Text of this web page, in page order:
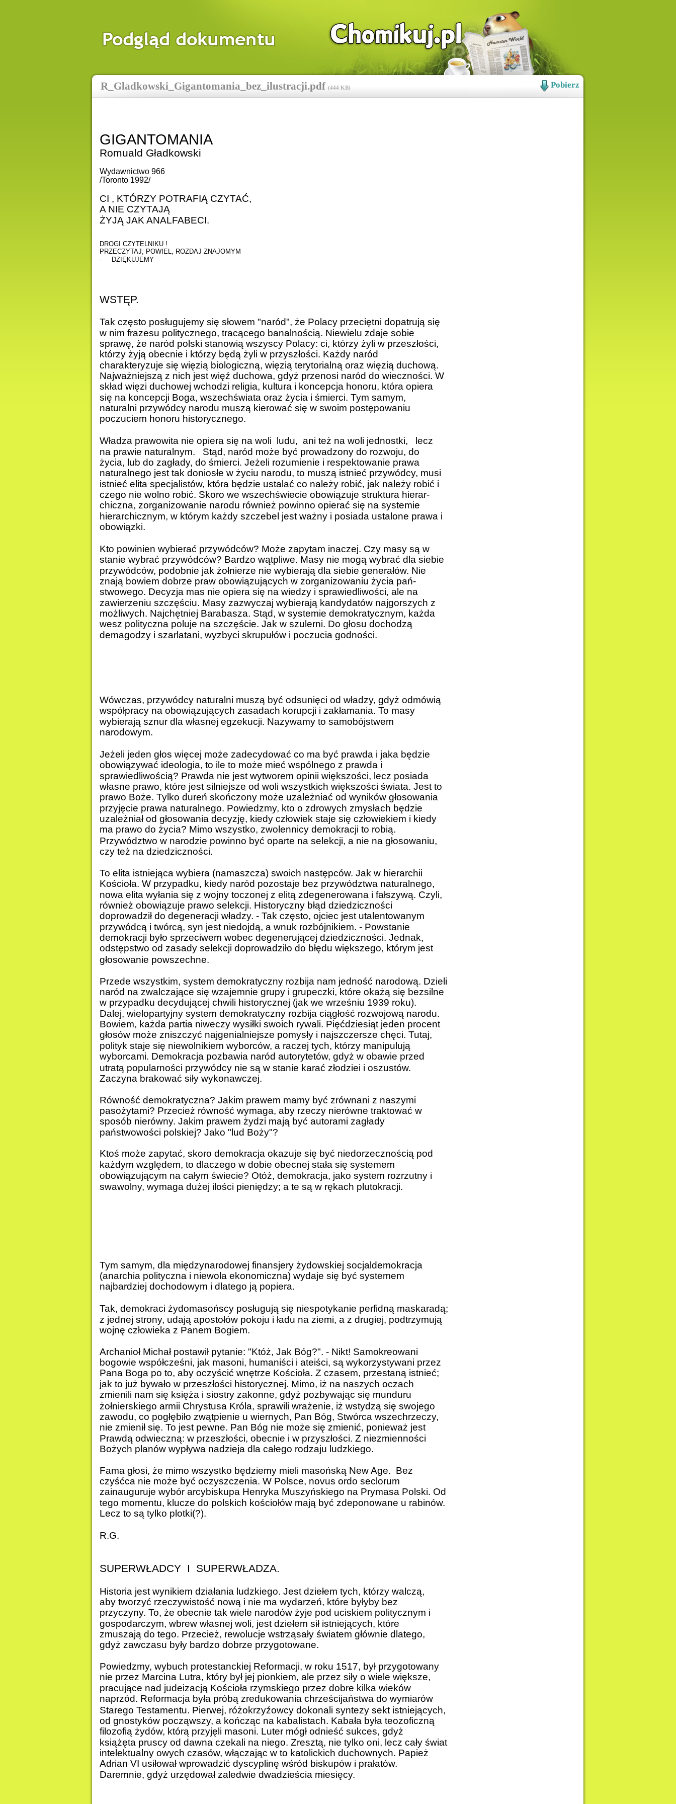
R_Gladkowski_Gigantomania_bez_ilustracji.pdf (444 KB) Pobierz
GIGANTOMANIA
Romuald Gładkowski
Wydawnictwo 966
/Toronto 1992/
CI , KTÓRZY POTRAFIĄ CZYTAĆ,
A NIE CZYTAJĄ
ŻYJĄ JAK ANALFABECI.
DROGI CZYTELNIKU !
PRZECZYTAJ, POWIEL, ROZDAJ ZNAJOMYM
-
DZIĘKUJEMY
WSTĘP.
Tak często posługujemy się słowem "naród", że Polacy przeciętni dopatrują się
w nim frazesu politycznego, tracącego banalnością. Niewielu zdaje sobie
sprawę, że naród polski stanowią wszyscy Polacy: ci, którzy żyli w przeszłości,
którzy żyją obecnie i którzy będą żyli w przyszłości. Każdy naród
charakteryzuje się więzią biologiczną, więzią terytorialną oraz więzią duchową.
Najważniejszą z nich jest więź duchowa, gdyż przenosi naród do wieczności. W
skład więzi duchowej wchodzi religia, kultura i koncepcja honoru, która opiera
się na koncepcji Boga, wszechświata oraz życia i śmierci. Tym samym,
naturalni przywódcy narodu muszą kierować się w swoim postępowaniu
poczuciem honoru historycznego.
Władza prawowita nie opiera się na woli  ludu,  ani też na woli jednostki,   lecz
na prawie naturalnym.   Stąd, naród może być prowadzony do rozwoju, do
życia, lub do zagłady, do śmierci. Jeżeli rozumienie i respektowanie prawa
naturalnego jest tak doniosłe w życiu narodu, to muszą istnieć przywódcy, musi
istnieć elita specjalistów, która będzie ustalać co należy robić, jak należy robić i
czego nie wolno robić. Skoro we wszechświecie obowiązuje struktura hierar-
chiczna, zorganizowanie narodu również powinno opierać się na systemie
hierarchicznym, w którym każdy szczebel jest ważny i posiada ustalone prawa i
obowiązki.
Kto powinien wybierać przywódców? Może zapytam inaczej. Czy masy są w
stanie wybrać przywódców? Bardzo wątpliwe. Masy nie mogą wybrać dla siebie
przywódców, podobnie jak żołnierze nie wybierają dla siebie generałów. Nie
znają bowiem dobrze praw obowiązujących w zorganizowaniu życia pań-
stwowego. Decyzja mas nie opiera się na wiedzy i sprawiedliwości, ale na
zawierzeniu szczęściu. Masy zazwyczaj wybierają kandydatów najgorszych z
możliwych. Najchętniej Barabasza. Stąd, w systemie demokratycznym, każda
wesz polityczna poluje na szczęście. Jak w szulerni. Do głosu dochodzą
demagodzy i szarlatani, wyzbyci skrupułów i poczucia godności.
Wówczas, przywódcy naturalni muszą być odsunięci od władzy, gdyż odmówią
współpracy na obowiązujących zasadach korupcji i zakłamania. To masy
wybierają sznur dla własnej egzekucji. Nazywamy to samobójstwem
narodowym.
Jeżeli jeden głos więcej może zadecydować co ma być prawda i jaka będzie
obowiązywać ideologia, to ile to może mieć wspólnego z prawda i
sprawiedliwością? Prawda nie jest wytworem opinii większości, lecz posiada
własne prawo, które jest silniejsze od woli wszystkich większości świata. Jest to
prawo Boże. Tylko dureń skończony może uzależniać od wyników głosowania
przyjęcie prawa naturalnego. Powiedzmy, kto o zdrowych zmysłach będzie
uzależniał od głosowania decyzję, kiedy człowiek staje się człowiekiem i kiedy
ma prawo do życia? Mimo wszystko, zwolennicy demokracji to robią.
Przywództwo w narodzie powinno być oparte na selekcji, a nie na głosowaniu,
czy też na dziedziczności.
To elita istniejąca wybiera (namaszcza) swoich następców. Jak w hierarchii
Kościoła. W przypadku, kiedy naród pozostaje bez przywództwa naturalnego,
nowa elita wyłania się z wojny toczonej z elitą zdegenerowana i fałszywą. Czyli,
również obowiązuje prawo selekcji. Historyczny błąd dziedziczności
doprowadził do degeneracji władzy. - Tak często, ojciec jest utalentowanym
przywódcą i twórcą, syn jest niedojdą, a wnuk rozbójnikiem. - Powstanie
demokracji było sprzeciwem wobec degenerującej dziedziczności. Jednak,
odstępstwo od zasady selekcji doprowadziło do błędu większego, którym jest
głosowanie powszechne.
Przede wszystkim, system demokratyczny rozbija nam jedność narodową. Dzieli
naród na zwalczające się wzajemnie grupy i grupeczki, które okażą się bezsilne
w przypadku decydującej chwili historycznej (jak we wrześniu 1939 roku).
Dalej, wielopartyjny system demokratyczny rozbija ciągłość rozwojową narodu.
Bowiem, każda partia niweczy wysiłki swoich rywali. Pięćdziesiąt jeden procent
głosów może zniszczyć najgenialniejsze pomysły i najszczersze chęci. Tutaj,
polityk staje się niewolnikiem wyborców, a raczej tych, którzy manipulują
wyborcami. Demokracja pozbawia naród autorytetów, gdyż w obawie przed
utratą popularności przywódcy nie są w stanie karać złodziei i oszustów.
Zaczyna brakować siły wykonawczej.
Równość demokratyczna? Jakim prawem mamy być zrównani z naszymi
pasożytami? Przecież równość wymaga, aby rzeczy nierówne traktować w
sposób nierówny. Jakim prawem żydzi mają być autorami zagłady
państwowości polskiej? Jako "lud Boży"?
Ktoś może zapytać, skoro demokracja okazuje się być niedorzecznością pod
każdym względem, to dlaczego w dobie obecnej stała się systemem
obowiązującym na całym świecie? Otóż, demokracja, jako system rozrzutny i
swawolny, wymaga dużej ilości pieniędzy; a te są w rękach plutokracji.
Tym samym, dla międzynarodowej finansjery żydowskiej socjaldemokracja
(anarchia polityczna i niewola ekonomiczna) wydaje się być systemem
najbardziej dochodowym i dlatego ją popiera.
Tak, demokraci żydomasońscy posługują się niespotykanie perfidną maskaradą;
z jednej strony, udają apostołów pokoju i ładu na ziemi, a z drugiej, podtrzymują
wojnę człowieka z Panem Bogiem.
Archanioł Michał postawił pytanie: "Któż, Jak Bóg?". - Nikt! Samokreowani
bogowie współcześni, jak masoni, humaniści i ateiści, są wykorzystywani przez
Pana Boga po to, aby oczyścić wnętrze Kościoła. Z czasem, przestaną istnieć;
jak to już bywało w przeszłości historycznej. Mimo, iż na naszych oczach
zmienili nam się księża i siostry zakonne, gdyż pozbywając się munduru
żołnierskiego armii Chrystusa Króla, sprawili wrażenie, iż wstydzą się swojego
zawodu, co pogłębiło zwątpienie u wiernych, Pan Bóg, Stwórca wszechrzeczy,
nie zmienił się. To jest pewne. Pan Bóg nie może się zmienić, ponieważ jest
Prawdą odwieczną: w przeszłości, obecnie i w przyszłości. Z niezmienności
Bożych planów wypływa nadzieja dla całego rodzaju ludzkiego.
Fama głosi, że mimo wszystko będziemy mieli masońską New Age.  Bez
czyśćca nie może być oczyszczenia. W Polsce, novus ordo seclorum
zainauguruje wybór arcybiskupa Henryka Muszyńskiego na Prymasa Polski. Od
tego momentu, klucze do polskich kościołów mają być zdeponowane u rabinów.
Lecz to są tylko plotki(?).
R.G.
SUPERWŁADCY  I  SUPERWŁADZA.
Historia jest wynikiem działania ludzkiego. Jest dziełem tych, którzy walczą,
aby tworzyć rzeczywistość nową i nie ma wydarzeń, które byłyby bez
przyczyny. To, że obecnie tak wiele narodów żyje pod uciskiem politycznym i
gospodarczym, wbrew własnej woli, jest dziełem sił istniejących, które
zmuszają do tego. Przecież, rewolucje wstrząsały światem głównie dlatego,
gdyż zawczasu były bardzo dobrze przygotowane.
Powiedzmy, wybuch protestanckiej Reformacji, w roku 1517, był przygotowany
nie przez Marcina Lutra, który był jej pionkiem, ale przez siły o wiele większe,
pracujące nad judeizacją Kościoła rzymskiego przez dobre kilka wieków
naprzód. Reformacja była próbą zredukowania chrześcijaństwa do wymiarów
Starego Testamentu. Pierwej, różokrzyźowcy dokonali syntezy sekt istniejących,
od gnostyków począwszy, a kończąc na kabalistach. Kabała była teozoficzną
filozofią żydów, którą przyjęli masoni. Luter mógł odnieść sukces, gdyż
książęta pruscy od dawna czekali na niego. Zresztą, nie tylko oni, lecz cały świat
intelektualny owych czasów, włączając w to katolickich duchownych. Papież
Adrian VI usiłował wprowadzić dyscyplinę wśród biskupów i prałatów.
Daremnie, gdyż urzędował zaledwie dwadzieścia miesięcy.